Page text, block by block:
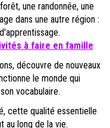
une randonnée, une
dans une autre région :
à faire en famille
découvre de nouveaux
le monde qui
vocabulaire.
cette qualité essentielle
au long de la vie.